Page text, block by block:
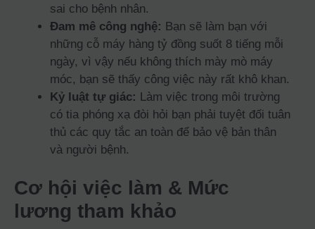
sai cho bệnh nhân.
Đam mê công nghệ: Bạn sẽ làm bạn với
những cỗ máy hàng tỷ đồng suốt 8 tiếng mỗi
ngày, vì vậy nếu không thích mày mò máy
móc, bạn sẽ thấy công việc này rất khô khan.
Kỷ luật tự giác: Làm việc trong môi trường
có tia phóng xạ đòi hỏi bạn phải tuyệt đối tuân
thủ các quy tắc an toàn để bảo vệ bản thân
và người bệnh.
Cơ hội việc làm & Mức
lương tham khảo